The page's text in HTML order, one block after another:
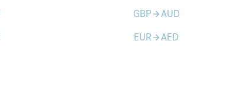
GBParrow_forwardAUD
EURarrow_forwardAED